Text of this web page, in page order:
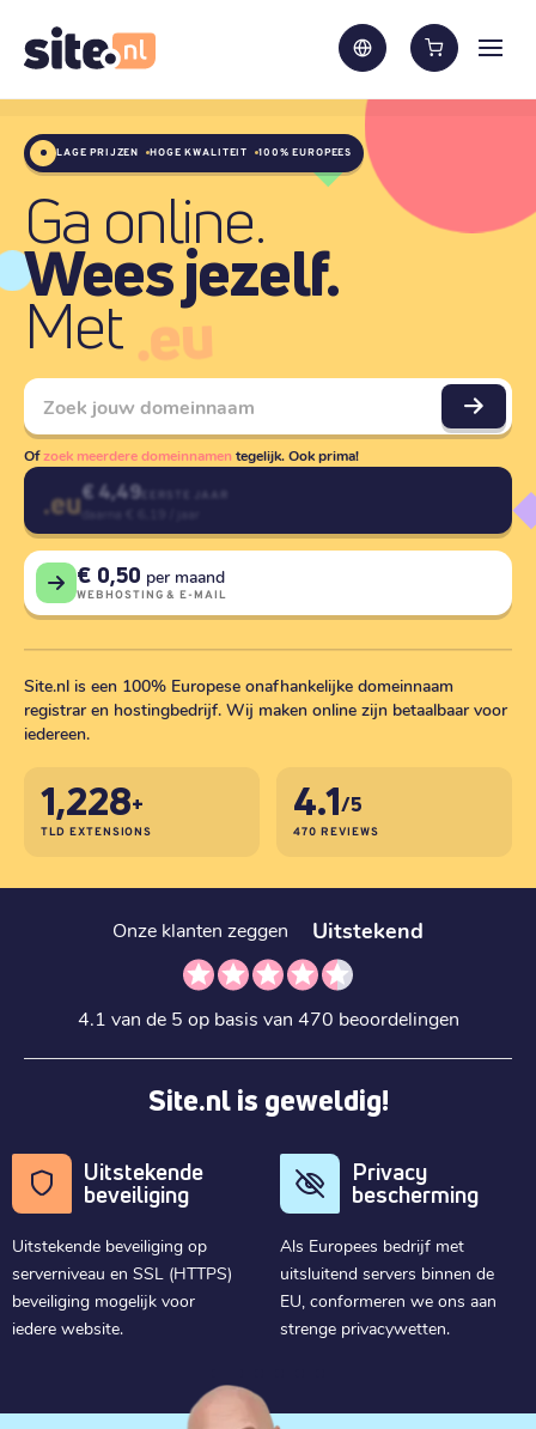
LAGE PRIJZEN HOGE KWALITEIT 100% EUROPEES
Ga online.
Wees jezelf.
Met.eu
Ofzoek meerdere domeinnamentegelijk. Ook prima!
.eu€ 4,49 EERSTE JAAR
€ 0,50 per maand
WEBHOSTING & E-MAIL
Site.nl is een 100% Europese onafhankelijke domeinnaam
registrar en hostingbedrijf. Wij maken online zijn betaalbaar voor
iedereen.
1,228+
TLD EXTENSIONS
4.1/5
470 REVIEWS
Onze klanten zeggen Uitstekend
4.1 van de 5 op basis van 470 beoordelingen
Site.nl is geweldig!
Uitstekende
beveiliging
Uitstekende beveiliging op
serverniveau en SSL (HTTPS)
beveiliging mogelijk voor
iedere website.
Privacy
bescherming
Als Europees bedrijf met
uitsluitend servers binnen de
EU, conformeren we ons aan
strenge privacywetten.